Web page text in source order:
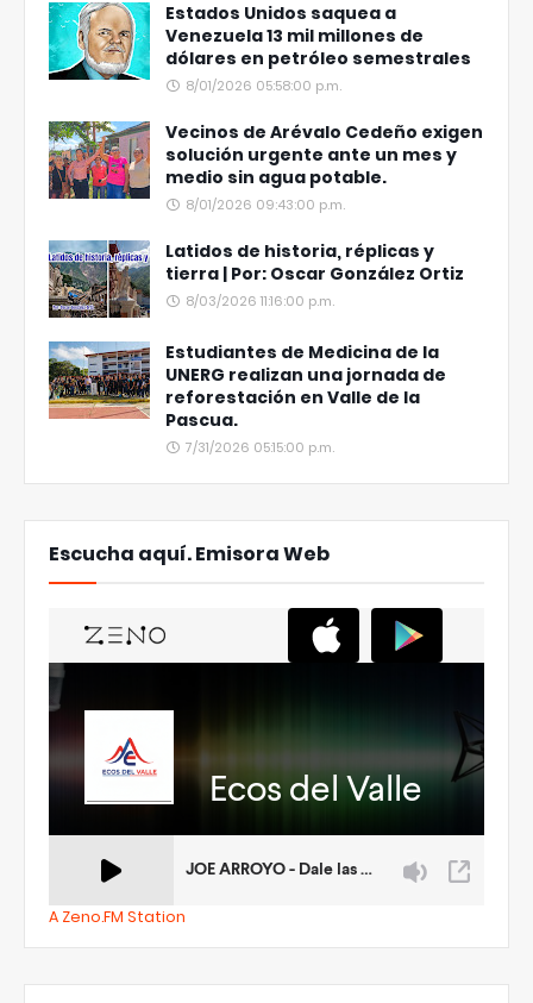
Estados Unidos saquea a
Venezuela 13 mil millones de
dólares en petróleo semestrales
8/01/2026 05:58:00 p.m.
Vecinos de Arévalo Cedeño exigen
solución urgente ante un mes y
medio sin agua potable.
8/01/2026 09:43:00 p.m.
Latidos de historia, réplicas y
tierra | Por: Oscar González Ortiz
8/03/2026 11:16:00 p.m.
Estudiantes de Medicina de la
UNERG realizan una jornada de
reforestación en Valle de la
Pascua.
7/31/2026 05:15:00 p.m.
Escucha aquí. Emisora Web
A Zeno.FM Station